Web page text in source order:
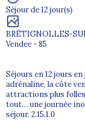
Séjour de 12 jour(s)
BRÉTIGNOLLES-
Vendee - 85
Séjours en 12 jours
adrénaline, la côte
attractions plus
tout… une journée
séjour. 2.15.1.0